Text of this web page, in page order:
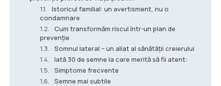
Istoricul familial: un avertisment, nu o
condamnare
Cum transformăm riscul într-un plan de
prevenție
Somnul lateral – un aliat al sănătății creierului
Iată 30 de semne la care merită să fii atent:
Simptome frecvente
Semne mai subtile